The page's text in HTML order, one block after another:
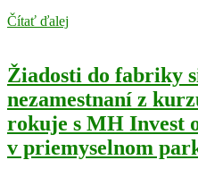
Čítať ďalej
Žiadosti do fabriky
nezamestnaní z
rokuje s MH Invest
v priemyselnom